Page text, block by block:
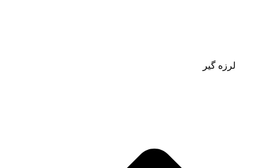
لرزه گیر